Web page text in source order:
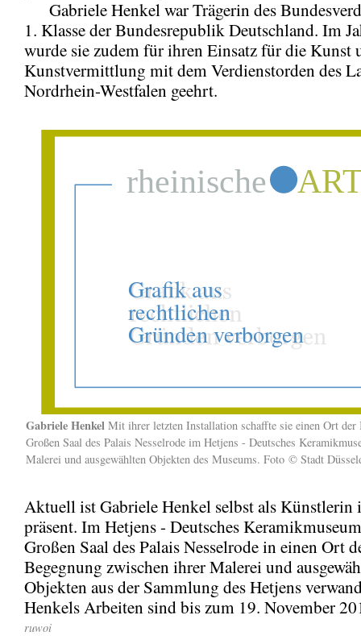
Gabriele Henkel war Trägerin des
1. Klasse der Bundesrepublik Deutschland. Im
wurde sie zudem für ihren Einsatz für die Kunst
Kunstvermittlung mit dem Verdienstorden des
Nordrhein-Westfalen geehrt.
Gabriele Henkel Mit ihrer letzten Installation schaffte sie einen Ort der
Großen Saal des Palais Nesselrode im Hetjens - Deutsches
Malerei und ausgewählten Objekten des Museums. Foto © Stadt
Aktuell ist Gabriele Henkel selbst als Künstlerin
präsent. Im Hetjens - Deutsches
Großen Saal des Palais Nesselrode in einen Ort
Begegnung zwischen ihrer Malerei und
Objekten aus der Sammlung des Hetjens
Henkels Arbeiten sind bis zum 19. November
ruwoi